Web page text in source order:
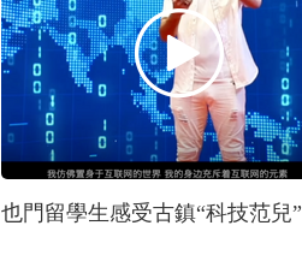
也門留學生感受古鎮“科技范兒”